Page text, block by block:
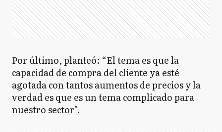
Por último, planteó: “El tema es que la
capacidad de compra del cliente ya esté
agotada con tantos aumentos de precios y la
verdad es que es un tema complicado para
nuestro sector".